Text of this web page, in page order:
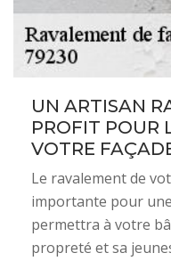
UN ARTISAN
PROFIT POUR
VOTRE
Le ravalement de
importante pour
permettra à votre
propreté et sa